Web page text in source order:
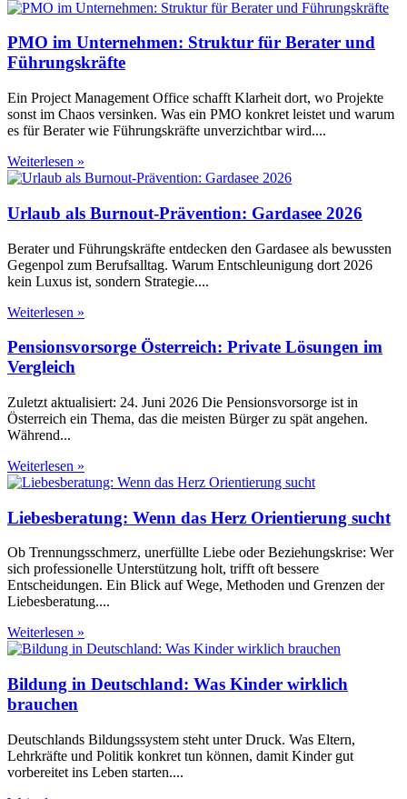
PMO im Unternehmen: Struktur für Berater und
Führungskräfte
Ein Project Management Office schafft Klarheit dort, wo Projekte
sonst im Chaos versinken. Was ein PMO konkret leistet und warum
es für Berater wie Führungskräfte unverzichtbar wird.
Weiterlesen »
Urlaub als Burnout-Prävention: Gardasee 2026
Berater und Führungskräfte entdecken den Gardasee als bewussten
Gegenpol zum Berufsalltag. Warum Entschleunigung dort 2026
kein Luxus ist, sondern Strategie.
Weiterlesen »
Pensionsvorsorge Österreich: Private Lösungen im
Vergleich
Zuletzt aktualisiert: 24. Juni 2026 Die Pensionsvorsorge ist in
Österreich ein Thema, das die meisten Bürger zu spät angehen.
Während
Weiterlesen »
Liebesberatung: Wenn das Herz Orientierung sucht
Ob Trennungsschmerz, unerfüllte Liebe oder Beziehungskrise: Wer
sich professionelle Unterstützung holt, trifft oft bessere
Entscheidungen. Ein Blick auf Wege, Methoden und Grenzen der
Liebesberatung.
Weiterlesen »
Bildung in Deutschland: Was Kinder wirklich
brauchen
Deutschlands Bildungssystem steht unter Druck. Was Eltern,
Lehrkräfte und Politik konkret tun können, damit Kinder gut
vorbereitet ins Leben starten.